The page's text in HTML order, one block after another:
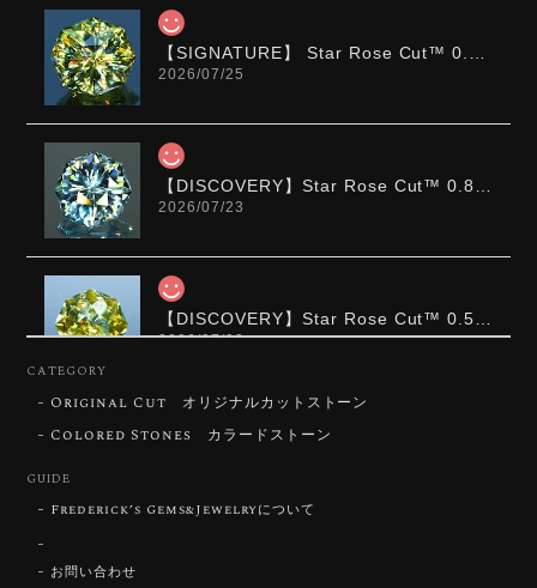
2026/07/25
2026/07/23
2026/07/23
ずっと待ち望んでいたカットを運よく購入できて嬉し
いです。 ウルウルとギラギラを一度に見ることができ
はないスフェーンの新たな一面を知ることができて感
動しております。 この度はありがとうございました。
お迎えいただきありがとうございます。
CATEGORY
Original Cut オリジナルカットストーン
Colored Stones カラードストーン
GUIDE
Frederick’s Gems&Jewelryについて
お問い合わせ